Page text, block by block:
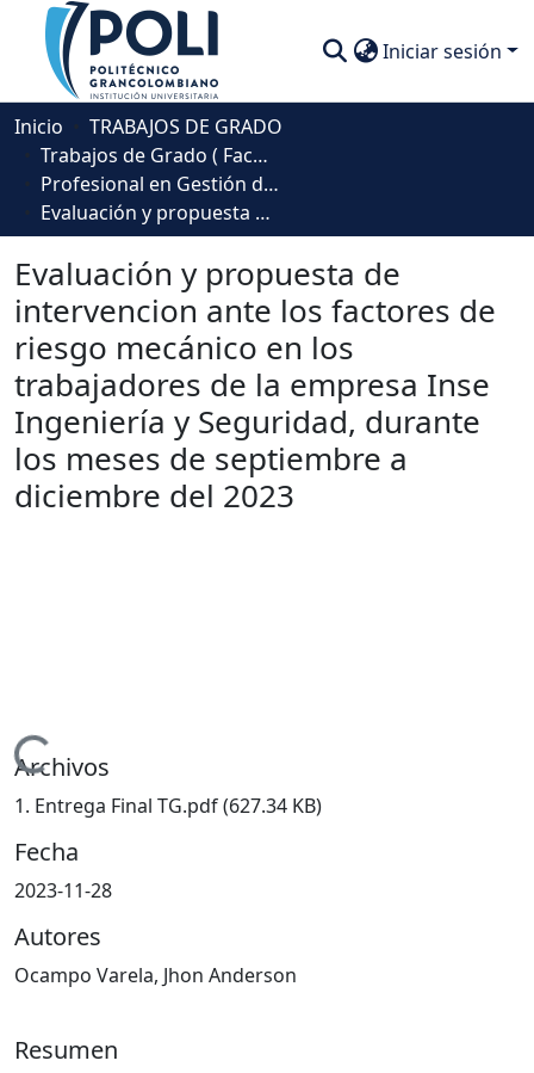
Iniciar sesión
Comunidades
Descubre
Estadísticas
Inicio
TRABAJOS DE GRADO
Trabajos de Grado ( Facultad de Sociedad, Cultura y Creatividad)
Profesional en Gestión de la Seguridad y la Salud Laboral
Evaluación y propuesta de intervencion ante los factores de riesgo mecánico en los trabajadores de la empresa Inse Ingeniería y Seguridad, durante los meses de septiembre a diciembre del 2023
Evaluación y propuesta de
intervencion ante los factores de
riesgo mecánico en los
trabajadores de la empresa Inse
Ingeniería y Seguridad, durante
los meses de septiembre a
diciembre del 2023
Cargando...
Archivos
1. Entrega Final TG.pdf(627.34 KB)
Fecha
2023-11-28
Autores
Ocampo Varela, Jhon Anderson
Resumen